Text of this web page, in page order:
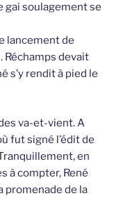
gai soulagement se
lancement de
Réchamps devait
s’y rendit à pied le
va-et-vient. A
fut signé l’édit de
en
à compter, René
promenade de la